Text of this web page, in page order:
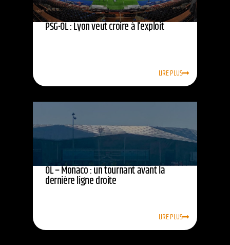
PSG-OL : Lyon veut croire à l’exploit
LIRE PLUS
OL – Monaco : un tournant avant la
dernière ligne droite
LIRE PLUS